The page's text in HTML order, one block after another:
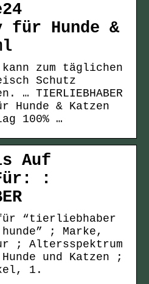
für Hunde &
zum täglichen
Schutz
… TIERLIEBHABER
Hunde & Katzen
100% …
Auf
:
“tierliebhaber
; Marke,
; Altersspektrum
und Katzen ;
1.